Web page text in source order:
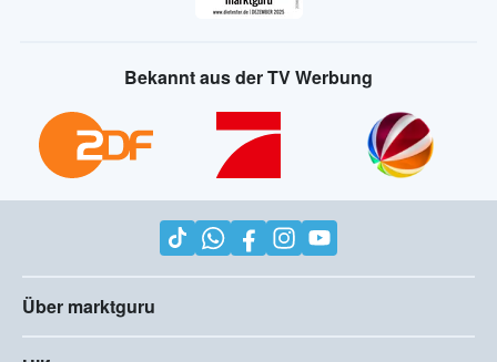
Bekannt aus der TV Werbung
Über marktguru